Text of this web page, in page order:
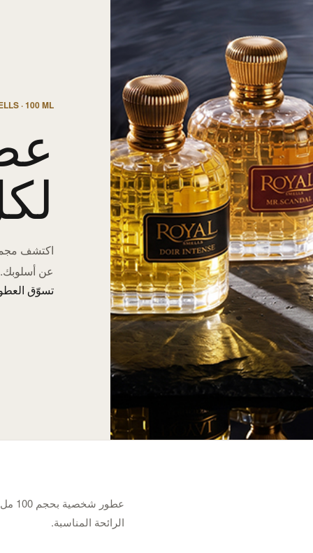
· 100 ML
عن أسلوبك.
تسوّق العطور
الرائحة المناسبة.